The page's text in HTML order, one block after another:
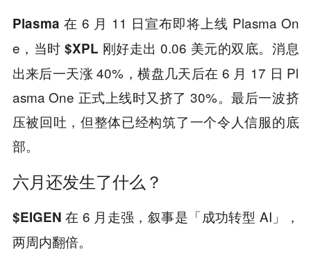
Plasma 在 6 月 11 日宣布即将上线 Plasma On
e，当时$XPL 刚好走出 0.06 美元的双底。消息
出来后一天涨 40%，横盘几天后在 6 月 17 日 Pl
asma One 正式上线时又挤了 30%。最后一波挤
压被回吐，但整体已经构筑了一个令人信服的底
部。
六月还发生了什么？
$EIGEN 在 6 月走强，叙事是「成功转型 AI」，
两周内翻倍。